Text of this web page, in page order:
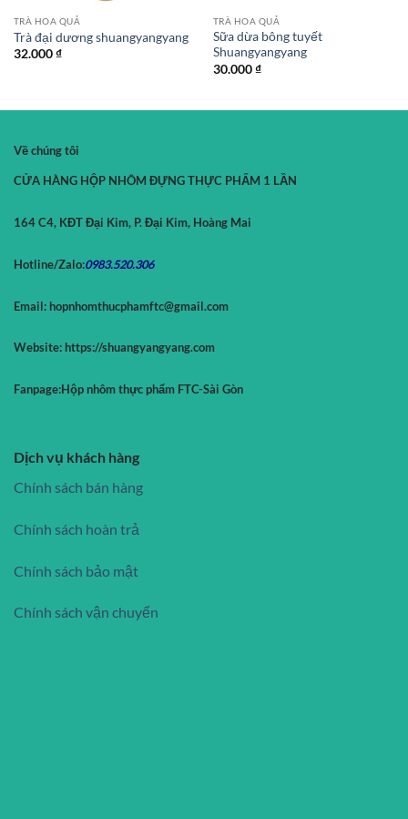
TRÀ HOA QUẢ
Trà đại dương shuangyangyang
32.000₫
TRÀ HOA QUẢ
Sữa dừa bông tuyết
Shuangyangyang
30.000₫
Về chúng tôi
CỬA HÀNG HỘP NHÔM ĐỰNG THỰC PHẨM 1 LẦN
164 C4, KĐT Đại Kim, P. Đại Kim, Hoàng Mai
Hotline/Zalo:0983.520.306
Email: hopnhomthucphamftc@gmail.com
Website: https://shuangyangyang.com
Fanpage:Hộp nhôm thực phẩm FTC-Sài Gòn
Dịch vụ khách hàng
Chính sách bán hàng
Chính sách hoàn trả
Chính sách bảo mật
Chính sách vận chuyển